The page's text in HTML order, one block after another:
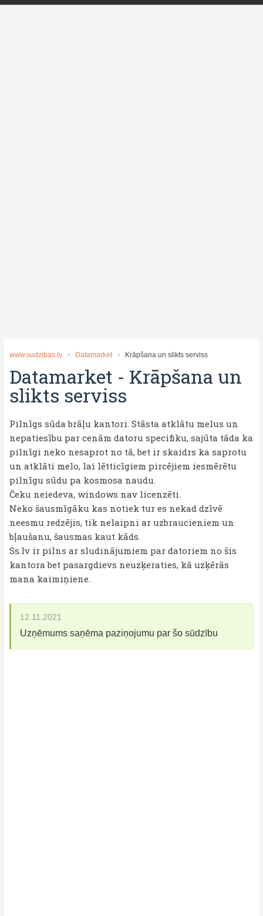
www.sudzibas.lv Datamarket Krāpšana un slikts serviss
Datamarket - Krāpšana un
slikts serviss
Pilnīgs sūda brāļu kantori. Stāsta atklātu melus un
nepatiesību par cenām datoru specifiku, sajūta tāda ka
pilnīgi neko nesaprot no tā, bet ir skaidrs ka saprotu
un atklāti melo, lai lētticīgiem pircējiem iesmērētu
pilnīgu sūdu pa kosmosa naudu.
Čeku neiedeva, windows nav licenzēti.
Neko šausmīgāku kas notiek tur es nekad dzīvē
neesmu redzējis, tik nelaipni ar uzbraucieniem un
bļaušanu, šausmas kaut kāds.
Ss.lv ir pilns ar sludinājumiem par datoriem no šis
kantora bet pasargdievs neuzķeraties, kā uzķērās
mana kaimiņiene.
12.11.2021
Uzņēmums saņēma paziņojumu par šo sūdzību